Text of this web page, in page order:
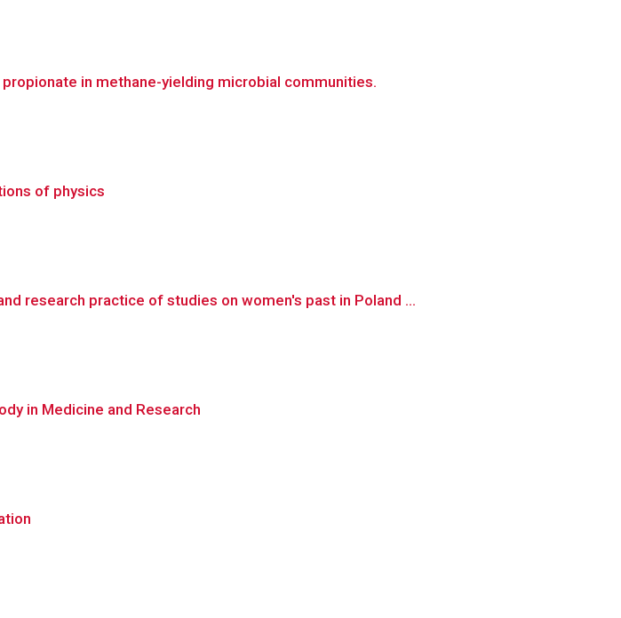
in methane-yielding microbial communities.
of physics
research practice of studies on women's past in Poland ...
in Medicine and Research